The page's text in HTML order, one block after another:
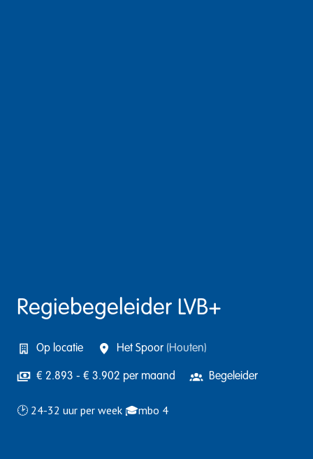
Regiebegeleider LVB+
Op locatie Het Spoor (Houten)
€ 2.893 - € 3.902 per maand Begeleider
🕑 24-32 uur per week 🎓mbo 4